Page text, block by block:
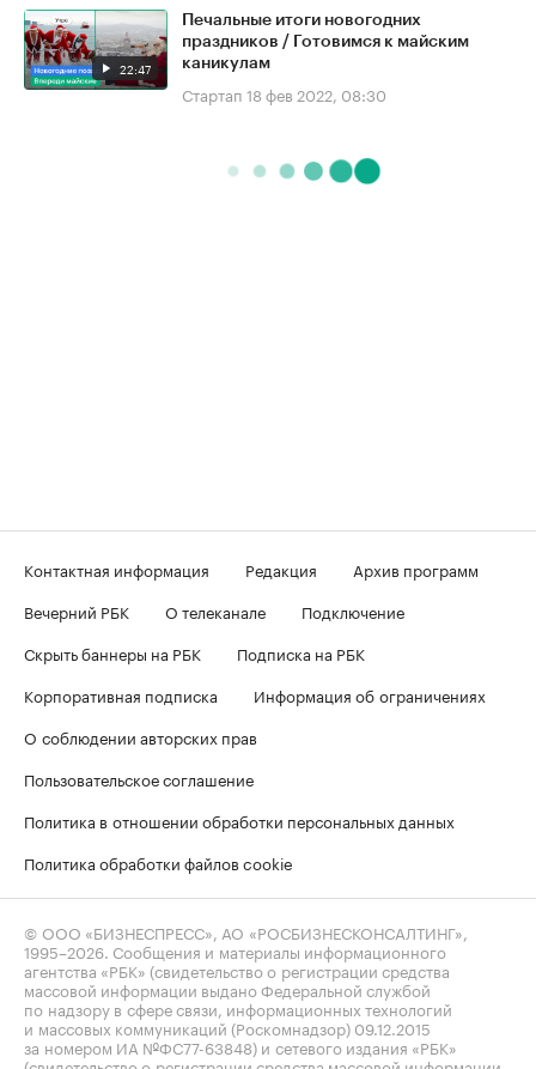
22:47
Печальные итоги новогодних
праздников / Готовимся к майским
каникулам
Стартап 18 фев 2022, 08:30
Контактная информация Редакция
Архив программ
Вечерний РБК
О телеканале
Подключение
Скрыть баннеры на РБК
Подписка на РБК
Корпоративная подписка
Информация об ограничениях
О соблюдении авторских прав
Пользовательское соглашение
Политика в отношении обработки персональных данных
Политика обработки файлов cookie
© ООО «БИЗНЕСПРЕСС», АО «РОСБИЗНЕСКОНСАЛТИНГ»,
1995–2026 . Сообщения и материалы информационного
агентства «РБК» (свидетельство о регистрации средства
массовой информации выдано Федеральной службой
по надзору в сфере связи, информационных технологий
и массовых коммуникаций (Роскомнадзор) 09.12.2015
за номером ИА №ФС77-63848) и сетевого издания «РБК»